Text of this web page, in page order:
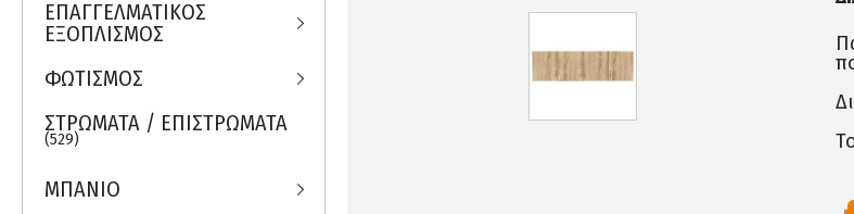
ΕΠΑΓΓΕΛΜΑΤΙΚΟΣ
ΕΞΟΠΛΙΣΜΟΣ
ΦΩΤΙΣΜΟΣ
ΣΤΡΩΜΑΤΑ / ΕΠΙΣΤΡΩΜΑΤΑ
(529)
ΜΠΑΝΙΟ